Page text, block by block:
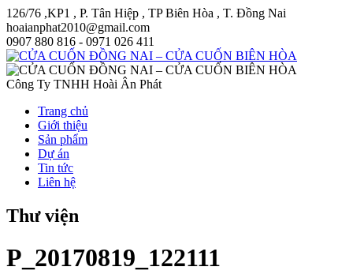
126/76 ,KP1 , P. Tân Hiệp , TP Biên Hòa , T. Đồng Nai
hoaianphat2010@gmail.com
0907 880 816 - 0971 026 411
Công Ty TNHH Hoài Ân Phát
Trang chủ
Giới thiệu
Sản phẩm
Dự án
Tin tức
Liên hệ
Thư viện
P_20170819_122111